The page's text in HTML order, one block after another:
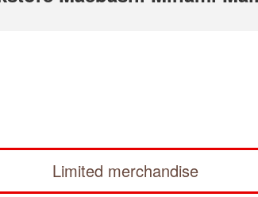
Limited merchandise